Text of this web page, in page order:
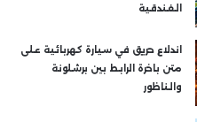
الفندقية
اندلاع حريق في سيارة كهربائية على
متن باخرة الرابط بين برشلونة
والناظور